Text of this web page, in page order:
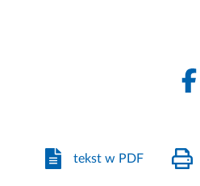
tekst w PDF